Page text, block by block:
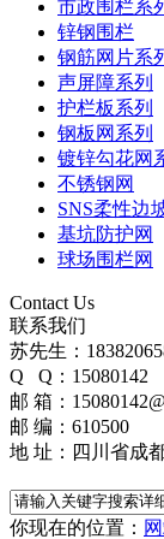
市政围栏系
锌钢围栏
钢筋网片系
声屏障系列
护栏板系列
钢板网系列
镀锌勾花网
不锈钢网
SNS柔性边
基坑防护网
球场围栏网
Contact Us
联系我们
苏先生：
Q Q：15080142
邮 箱：
邮 编：610500
地 址：四川省成
你现在的位置：